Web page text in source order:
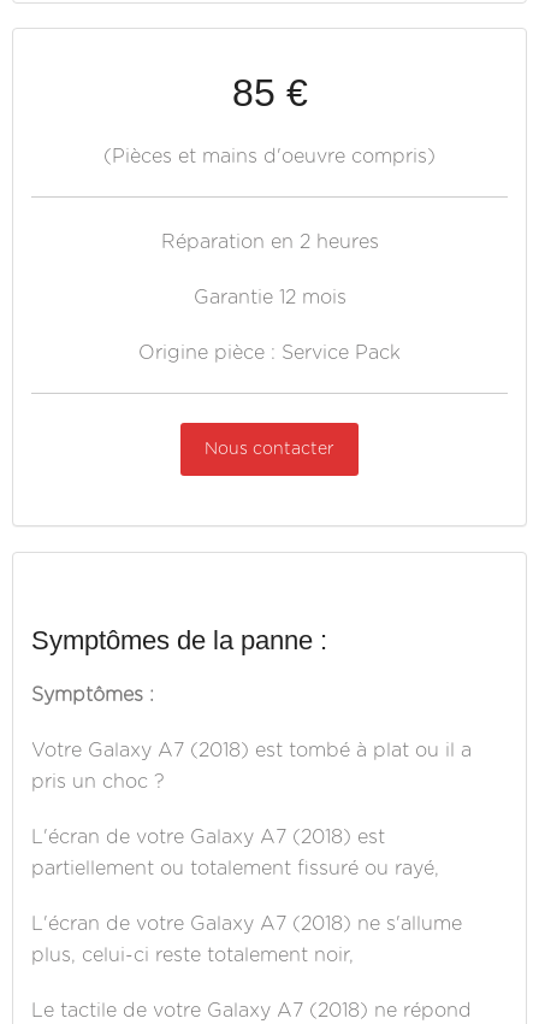
85 €
(Pièces et mains d'oeuvre compris)
Réparation en 2 heures
Garantie 12 mois
Origine pièce : Service Pack
Nous contacter
Symptômes de la panne :
Symptômes :
Votre Galaxy A7 (2018) est tombé à plat ou il a
pris un choc ?
L'écran de votre Galaxy A7 (2018) est
partiellement ou totalement fissuré ou rayé,
L'écran de votre Galaxy A7 (2018) ne s'allume
plus, celui-ci reste totalement noir,
Le tactile de votre Galaxy A7 (2018) ne répond